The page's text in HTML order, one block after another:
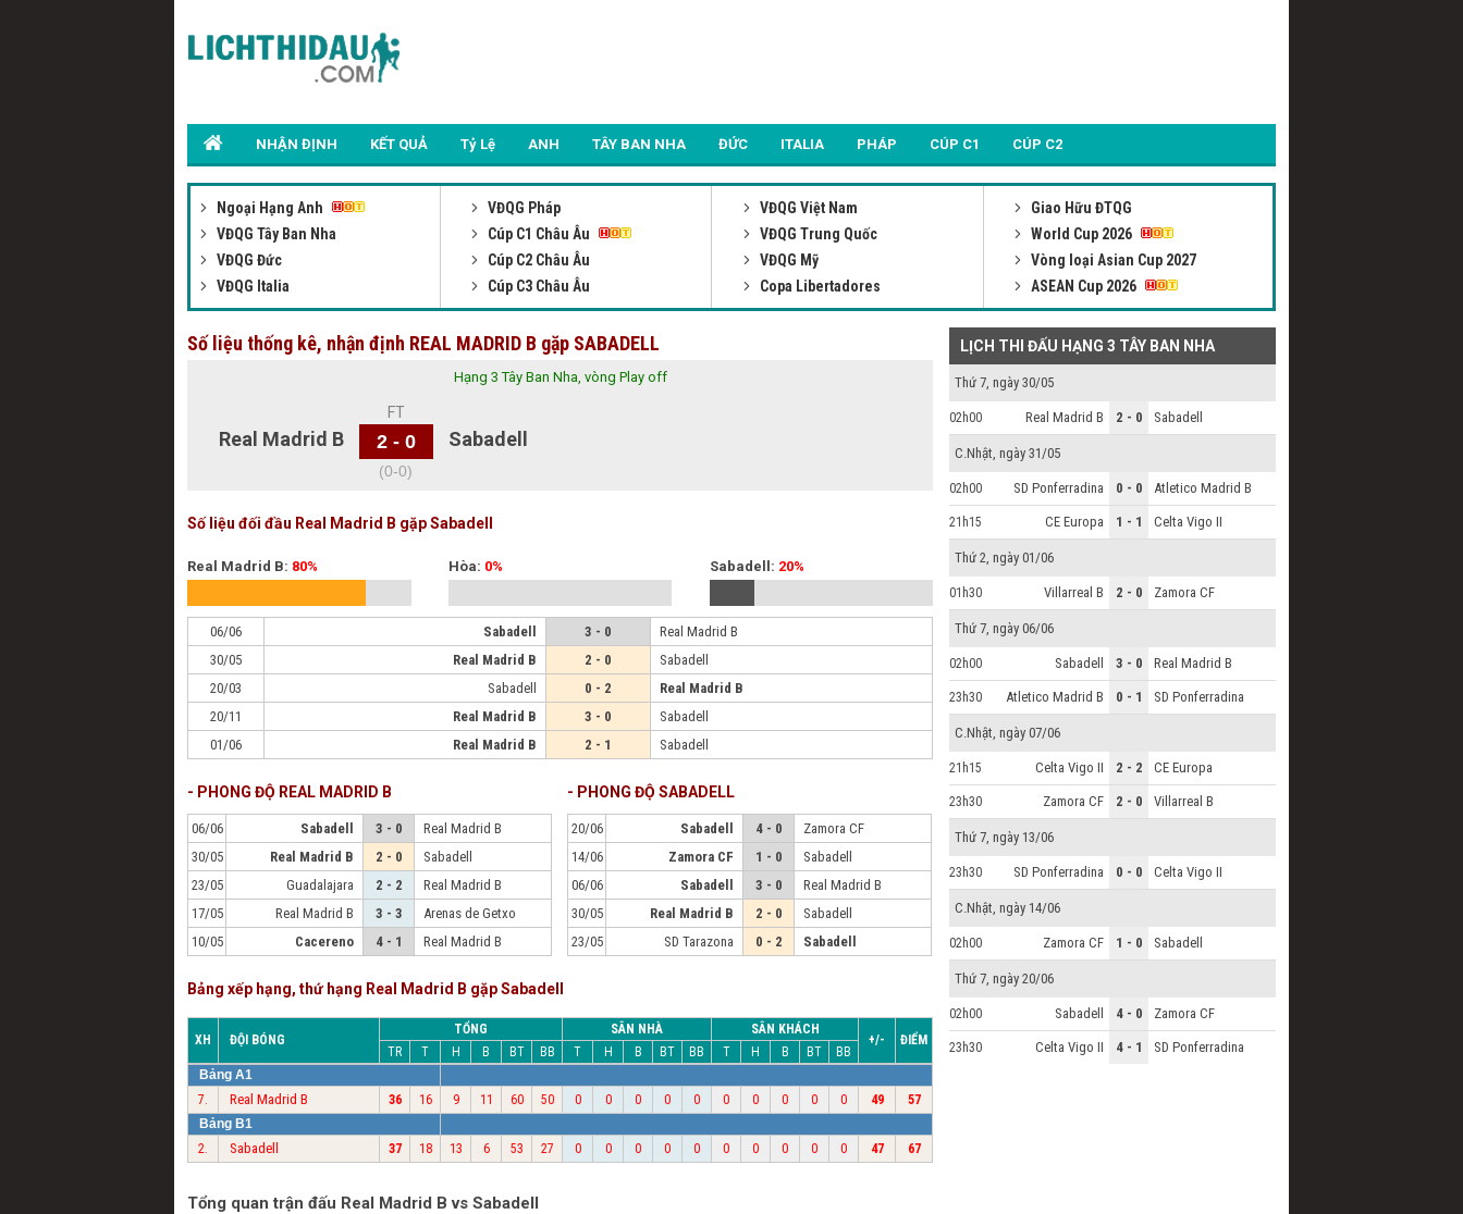
NHẬN ĐỊNH KẾT QUẢ Tỷ Lệ ANH TÂY BAN NHA ĐỨC ITALIA PHÁP CÚP C1 CÚP C2
Ngoại Hạng Anh
VĐQG Tây Ban Nha
VĐQG Đức
VĐQG Italia
VĐQG Pháp
Cúp C1 Châu Âu
Cúp C2 Châu Âu
Cúp C3 Châu Âu
VĐQG Việt Nam
VĐQG Trung Quốc
VĐQG Mỹ
Copa Libertadores
Giao Hữu ĐTQG
World Cup 2026
Vòng loại Asian Cup 2027
ASEAN Cup 2026
Số liệu thống kê, nhận định REAL MADRID B gặp SABADELL
Hạng 3 Tây Ban Nha, vòng Play off
Real Madrid B
FT
2 - 0
(0-0)
Sabadell
Số liệu đối đầu Real Madrid B gặp Sabadell
Real Madrid B: 80% Hòa: 0% Sabadell: 20%
06/06 Sabadell 3 - 0
Real Madrid B
30/05
Real Madrid B 2 - 0
Sabadell
20/03
Sabadell 0 - 2
Real Madrid B
20/11
Real Madrid B 3 - 0
Sabadell
01/06
Real Madrid B 2 - 1 Sabadell
- PHONG ĐỘ REAL MADRID B
06/06 Sabadell 3 - 0
Real Madrid B
30/05
Real Madrid B 2 - 0
Sabadell
23/05
Guadalajara 2 - 2
Real Madrid B
17/05
Real Madrid B 3 - 3
Arenas de Getxo
10/05
Cacereno 4 - 1 Real Madrid B
- PHONG ĐỘ SABADELL
20/06 Sabadell 4 - 0
Zamora CF
14/06
Zamora CF 1 - 0
Sabadell
06/06
Sabadell 3 - 0
Real Madrid B
30/05
Real Madrid B 2 - 0
Sabadell
23/05
SD Tarazona 0 - 2 Sabadell
Bảng xếp hạng, thứ hạng Real Madrid B gặp Sabadell
XH ĐỘI BÓNG
TỔNG SÂN NHÀ SÂN KHÁCH
+/- ĐIỂM
TR T H B BT BB T H B BT BB T H B BT
BB
Bảng A1
7.
Real Madrid B 36 16 9 11 60 50 0 0 0 0 0 0 0 0 0 0 49
57
Bảng B1
2.
Sabadell 37 18 13 6 53 27 0 0 0 0 0 0 0 0 0 0 47 67
LỊCH THI ĐẤU HẠNG 3 TÂY BAN NHA
Thứ 7, ngày 30/05
02h00 Real Madrid B 2 - 0 Sabadell
C.Nhật, ngày 31/05
02h00 SD Ponferradina 0 - 0 Atletico Madrid B
21h15 CE Europa 1 - 1 Celta Vigo II
Thứ 2, ngày 01/06
01h30 Villarreal B 2 - 0 Zamora CF
Thứ 7, ngày 06/06
02h00 Sabadell 3 - 0 Real Madrid B
23h30 Atletico Madrid B 0 - 1 SD Ponferradina
C.Nhật, ngày 07/06
21h15 Celta Vigo II 2 - 2 CE Europa
23h30 Zamora CF 2 - 0 Villarreal B
Thứ 7, ngày 13/06
23h30 SD Ponferradina 0 - 0 Celta Vigo II
C.Nhật, ngày 14/06
02h00 Zamora CF 1 - 0 Sabadell
Thứ 7, ngày 20/06
02h00 Sabadell 4 - 0 Zamora CF
23h30 Celta Vigo II 4 - 1 SD Ponferradina
Tổng quan trận đấu Real Madrid B vs Sabadell